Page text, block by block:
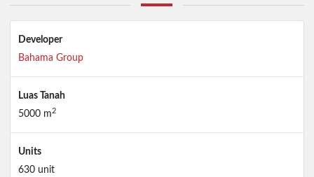
Developer
Bahama Group
Luas Tanah
5000 m 2
Units
630 unit